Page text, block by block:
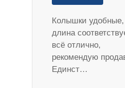
Колышки удобные,
длина
всё отлично,
рекомендую
Единст…